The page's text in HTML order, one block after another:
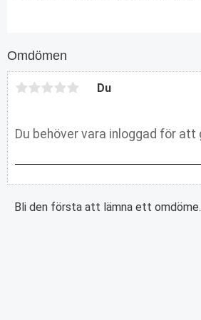
Omdömen
Du
Bli den första att lämna ett omdöme.